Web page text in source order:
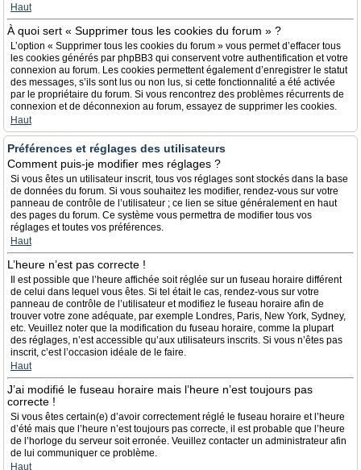
Haut
À quoi sert « Supprimer tous les cookies du forum » ?
L’option « Supprimer tous les cookies du forum » vous permet d’effacer tous
les cookies générés par phpBB3 qui conservent votre authentification et votre
connexion au forum. Les cookies permettent également d’enregistrer le statut
des messages, s’ils sont lus ou non lus, si cette fonctionnalité a été activée
par le propriétaire du forum. Si vous rencontrez des problèmes récurrents de
connexion et de déconnexion au forum, essayez de supprimer les cookies.
Haut
Préférences et réglages des utilisateurs
Comment puis-je modifier mes réglages ?
Si vous êtes un utilisateur inscrit, tous vos réglages sont stockés dans la base
de données du forum. Si vous souhaitez les modifier, rendez-vous sur votre
panneau de contrôle de l’utilisateur ; ce lien se situe généralement en haut
des pages du forum. Ce système vous permettra de modifier tous vos
réglages et toutes vos préférences.
Haut
L’heure n’est pas correcte !
Il est possible que l’heure affichée soit réglée sur un fuseau horaire différent
de celui dans lequel vous êtes. Si tel était le cas, rendez-vous sur votre
panneau de contrôle de l’utilisateur et modifiez le fuseau horaire afin de
trouver votre zone adéquate, par exemple Londres, Paris, New York, Sydney,
etc. Veuillez noter que la modification du fuseau horaire, comme la plupart
des réglages, n’est accessible qu’aux utilisateurs inscrits. Si vous n’êtes pas
inscrit, c’est l’occasion idéale de le faire.
Haut
J’ai modifié le fuseau horaire mais l’heure n’est toujours pas
correcte !
Si vous êtes certain(e) d’avoir correctement réglé le fuseau horaire et l’heure
d’été mais que l’heure n’est toujours pas correcte, il est probable que l’heure
de l’horloge du serveur soit erronée. Veuillez contacter un administrateur afin
de lui communiquer ce problème.
Haut